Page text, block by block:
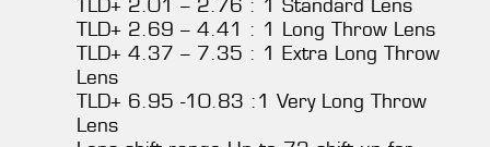
TLD+ 2.01 – 2.76 : 1 Standard Lens
TLD+ 2.69 – 4.41 : 1 Long Throw Lens
TLD+ 4.37 – 7.35 : 1 Extra Long Throw
Lens
TLD+ 6.95 -10.83 :1 Very Long Throw
Lens